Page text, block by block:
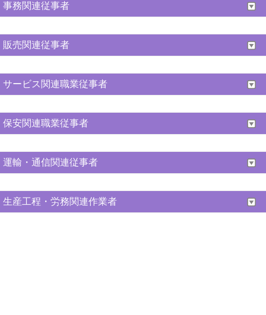
事務関連従事者
販売関連従事者
サービス関連職業従事者
保安関連職業従事者
運輸・通信関連従事者
生産工程・労務関連作業者